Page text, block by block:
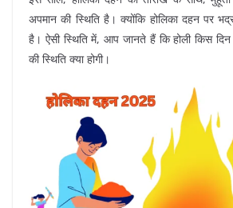
अपमान की स्थिति है। क्योंकि होलिका दहन पर
है। ऐसी स्थिति में, आप जानते हैं कि होली किस दिन
की स्थिति क्या होगी।